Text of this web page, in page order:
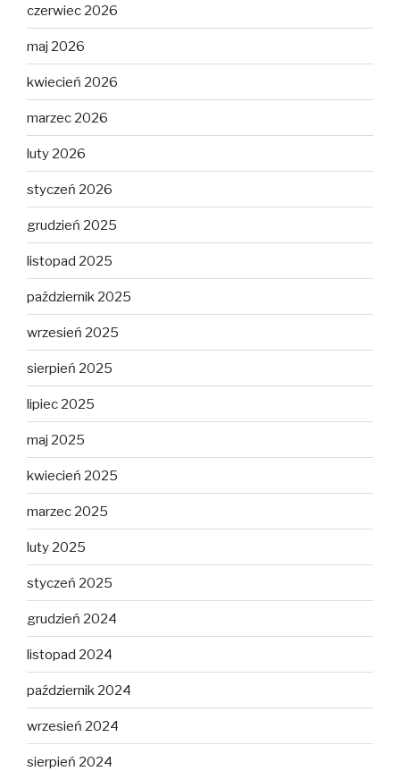
czerwiec 2026
maj 2026
kwiecień 2026
marzec 2026
luty 2026
styczeń 2026
grudzień 2025
listopad 2025
październik 2025
wrzesień 2025
sierpień 2025
lipiec 2025
maj 2025
kwiecień 2025
marzec 2025
luty 2025
styczeń 2025
grudzień 2024
listopad 2024
październik 2024
wrzesień 2024
sierpień 2024